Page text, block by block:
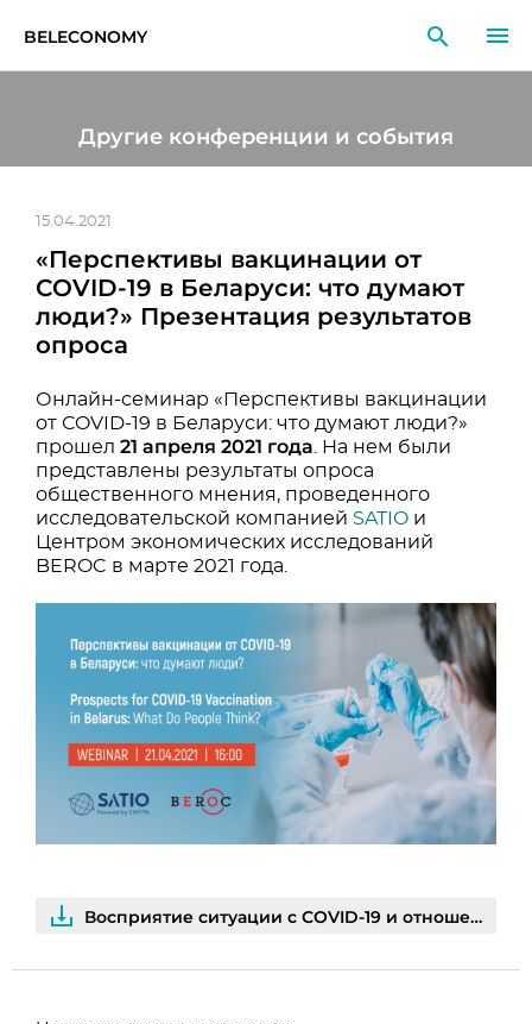
BELECONOMY
ИССЛЕДОВАНИЯ
ОБРАЗОВАНИЕ
СОБЫТИЯ
Другие конференции и события
15.04.2021
«Перспективы вакцинации от
СOVID-19 в Беларуси: что думают
люди?» Презентация результатов
опроса
Онлайн-семинар «Перспективы вакцинации
от СOVID-19 в Беларуси: что думают люди?»
прошел 21 апреля 2021 года . На нем были
представлены результаты опроса
общественного мнения, проведенного
исследовательской компанией SATIO и
Центром экономических исследований
BEROC в марте 2021 года.
Восприятие ситуации с COVID-19 и отношение к вакцинам в белорусском обществе | PDF